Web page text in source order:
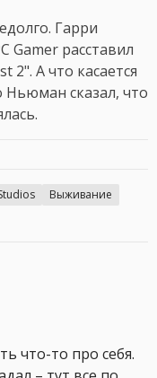
Гарри
расставил
2". А что касается
Ньюман сказал, что
Выживание
что-то про себя.